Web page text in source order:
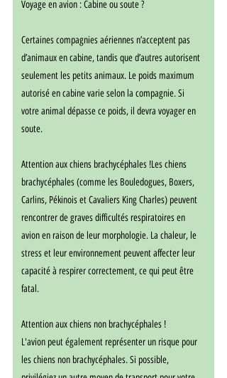
Voyage en avion : Cabine ou soute ?
Certaines compagnies aériennes n’acceptent pas
d’animaux en cabine, tandis que d’autres autorisent
seulement les petits animaux. Le poids maximum
autorisé en cabine varie selon la compagnie. Si
votre animal dépasse ce poids, il devra voyager en
soute.
Attention aux chiens brachycéphales !Les chiens
brachycéphales (comme les Bouledogues, Boxers,
Carlins, Pékinois et Cavaliers King Charles) peuvent
rencontrer de graves difficultés respiratoires en
avion en raison de leur morphologie. La chaleur, le
stress et leur environnement peuvent affecter leur
capacité à respirer correctement, ce qui peut être
fatal.
Attention aux chiens non brachycéphales !
L'avion peut également représenter un risque pour
les chiens non brachycéphales. Si possible,